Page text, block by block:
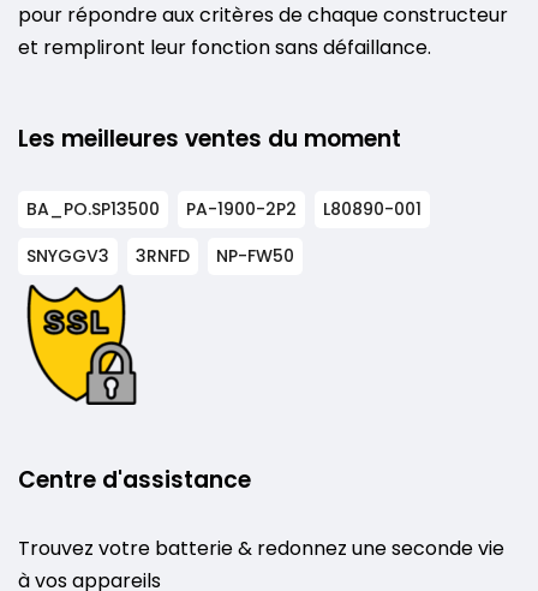
pour répondre aux critères de chaque constructeur
et rempliront leur fonction sans défaillance.
Les meilleures ventes du moment
BA_PO.SP13500 PA-1900-2P2
L80890-001
SNYGGV3
3RNFD NP-FW50
Centre d'assistance
Trouvez votre batterie & redonnez une seconde vie
à vos appareils